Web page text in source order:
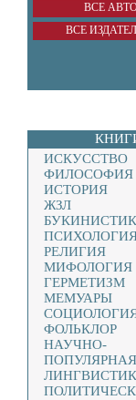
ВСЕ
ВСЕ
ИСКУССТВО
ФИЛОСОФИЯ
ИСТОРИЯ
ЖЗЛ
РЕЛИГИЯ
МИФОЛОГИЯ
ГЕРМЕТИЗМ
МЕМУАРЫ
ФОЛЬКЛОР
НАУЧНО-
ПОПУЛЯРНАЯ